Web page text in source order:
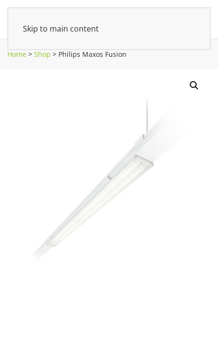
Skip to main content
Home > Shop > Philips Maxos Fusion